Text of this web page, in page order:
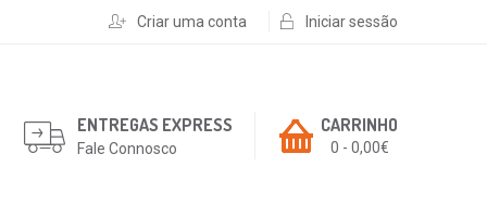
Criar uma conta Iniciar sessão
CARRINHO
0 - 0,00€
ENTREGAS EXPRESS
Fale Connosco